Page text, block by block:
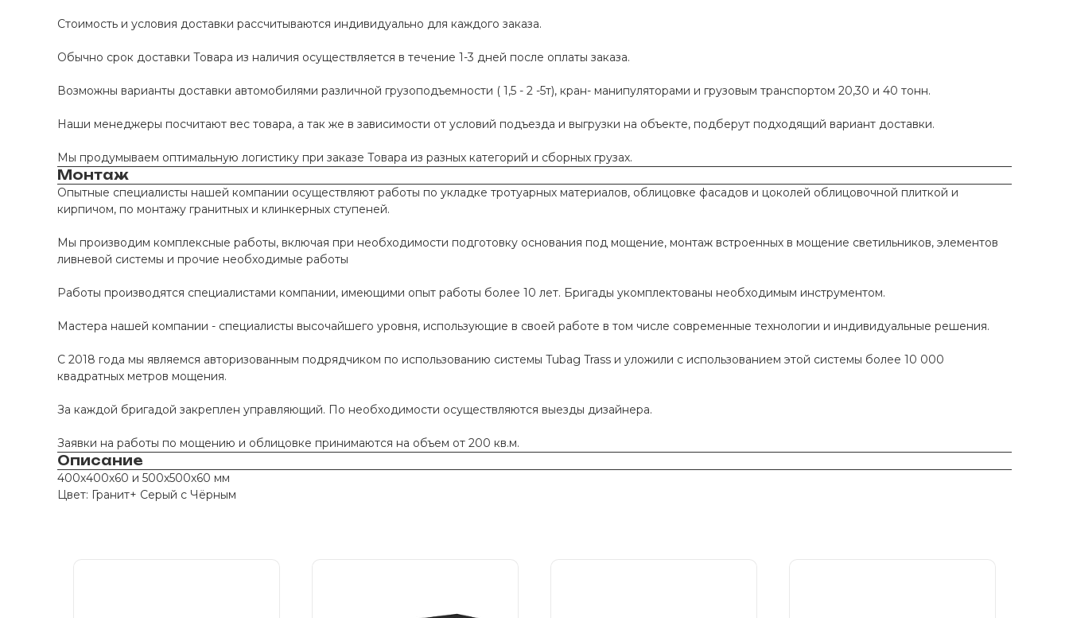
Стоимость и условия доставки рассчитываются индивидуально для каждого заказа.
Обычно срок доставки Товара из наличия осуществляется в течение 1-3 дней после оплаты заказа.
Возможны варианты доставки автомобилями различной грузоподъемности ( 1,5 - 2 -5т), кран- манипуляторами и грузовым транспортом 20,30 и 40 тонн.
Наши менеджеры посчитают вес товара, а так же в зависимости от условий подъезда и выгрузки на объекте, подберут подходящий вариант доставки.
Мы продумываем оптимальную логистику при заказе Товара из разных категорий и сборных грузах.
Монтаж
Опытные специалисты нашей компании осуществляют работы по укладке тротуарных материалов, облицовке фасадов и цоколей облицовочной плиткой и
кирпичом, по монтажу гранитных и клинкерных ступеней.
Мы производим комплексные работы, включая при необходимости подготовку основания под мощение, монтаж встроенных в мощение светильников, элементов
ливневой системы и прочие необходимые работы
Работы производятся специалистами компании, имеющими опыт работы более 10 лет. Бригады укомплектованы необходимым инструментом.
Мастера нашей компании - специалисты высочайшего уровня, использующие в своей работе в том числе современные технологии и индивидуальные решения.
С 2018 года мы являемся авторизованным подрядчиком по использованию системы Tubag Trass и уложили с использованием этой системы более 10 000
квадратных метров мощения.
За каждой бригадой закреплен управляющий. По необходимости осуществляются выезды дизайнера.
Заявки на работы по мощению и облицовке принимаются на объем от 200 кв.м.
Описание
400х400х60 и 500х500х60 мм
Цвет: Гранит+ Серый с Чёрным